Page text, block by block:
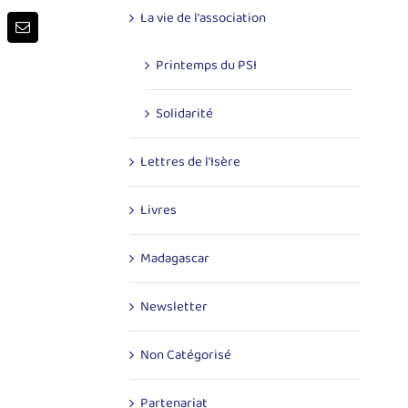
Email
La vie de l'association
Printemps du PSI
Solidarité
Lettres de l'Isère
Livres
Madagascar
Newsletter
Non Catégorisé
Partenariat